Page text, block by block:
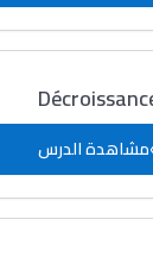
مشاهدة الدرس